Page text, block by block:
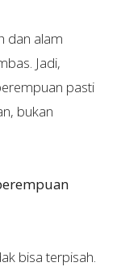
dan alam
Jadi,
pasti
bukan
bisa terpisah.